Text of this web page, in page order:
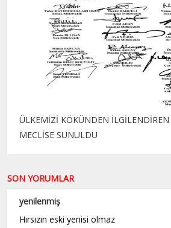
ÜLKEMİZİ KÖKÜNDEN
MECLİSE SUNULDU
SON YORUMLAR
yenilenmiş
Hırsızın eski yenisi olmaz